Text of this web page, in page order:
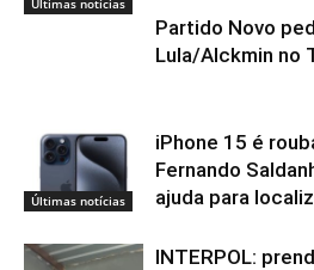
Últimas notícias
Partido Novo
Lula/Alckmin no
Últimas notícias
iPhone 15 é
Fernando
ajuda para
INTERPOL: